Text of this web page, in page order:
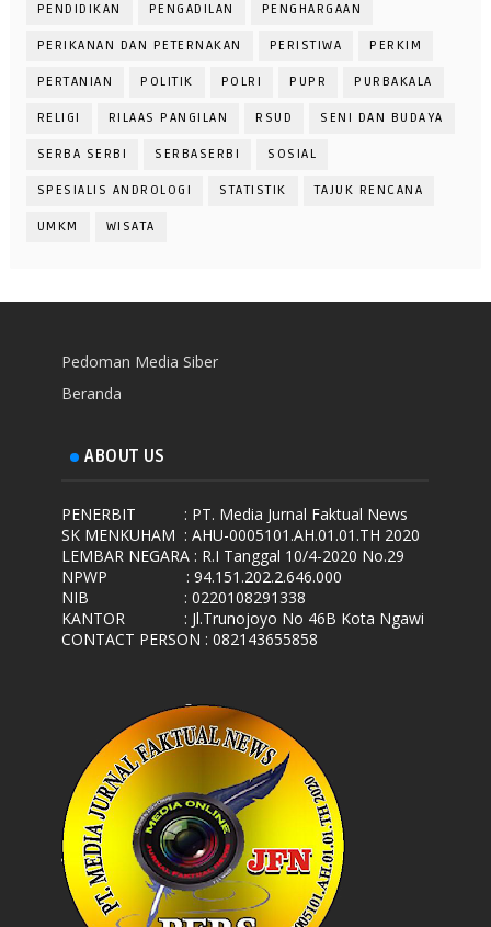
PENDIDIKAN PENGADILAN PENGHARGAAN
PERIKANAN DAN PETERNAKAN PERISTIWA PERKIM
PERTANIAN POLITIK POLRI PUPR PURBAKALA
RELIGI RILAAS PANGILAN RSUD SENI DAN BUDAYA
SERBA SERBI SERBASERBI SOSIAL
SPESIALIS ANDROLOGI STATISTIK TAJUK RENCANA
UMKM WISATA
Pedoman Media Siber
Beranda
ABOUT US
PENERBIT
: PT. Media Jurnal Faktual News
SK MENKUHAM : AHU-0005101.AH.01.01.TH 2020
LEMBAR NEGARA : R.I Tanggal 10/4-2020 No.29
NPWP
: 94.151.202.2.646.000
NIB
: 0220108291338
KANTOR
: Jl.Trunojoyo No 46B Kota Ngawi
CONTACT PERSON : 082143655858